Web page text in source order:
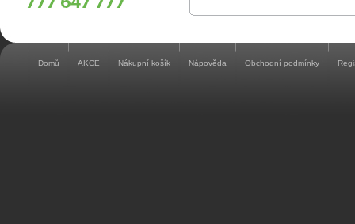
Domů AKCE Nákupní košík Nápověda Obchodní podmínky